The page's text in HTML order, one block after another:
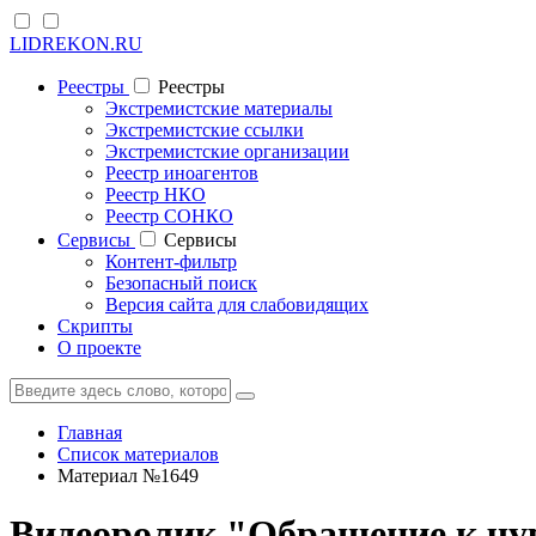
LIDREKON.RU
Реестры
Реестры
Экстремистские материалы
Экстремистские ссылки
Экстремистские организации
Реестр иноагентов
Реестр НКО
Реестр СОНКО
Cервисы
Cервисы
Контент-фильтр
Безопасный поиск
Версия сайта для слабовидящих
Скрипты
О проекте
Главная
Список материалов
Материал №1649